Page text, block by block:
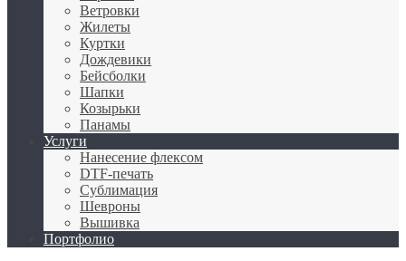
Ветровки
Жилеты
Куртки
Дождевики
Бейсболки
Шапки
Козырьки
Панамы
Услуги
Нанесение флексом
DTF-печать
Сублимация
Шевроны
Вышивка
Портфолио